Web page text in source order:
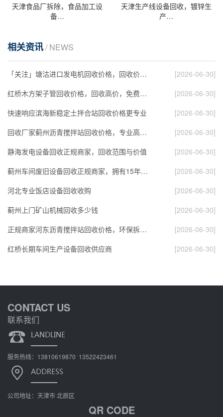
天津食品厂拆除，食品加工设
备…
天津生产线设备回收，镀锌生
产…
相关资讯/ NEWS
「关注」塘沽进口发电机回收价格，回收价格高于…
[2026-06-30]
红桥木方架子管回收价格，回收高价，免费拆除运…
[2026-06-30]
快速响应滨海新稳定土拌合站回收价格更专业
[2026-06-30]
回收厂家蓟州沥青搅拌站回收价格，专业高价回收…
[2026-06-30]
静海发电设备回收正规商家，回收范围与价值
[2026-06-30]
蓟州车间废旧设备回收正规商家，拥有15年回收经…
[2026-06-30]
河北专业饭店设备回收收购
[2026-06-30]
蓟州上门矿山机械回收多少钱
[2026-06-30]
正规商家河东沥青搅拌站回收价格，环保拆解，推…
[2026-06-30]
红桥长期车间生产设备回收供应商
[2026-06-30]
CONTACT US
联系我们
服务热线：13810619870 13522423461
公司地址：天津市 北辰区
QR CODE